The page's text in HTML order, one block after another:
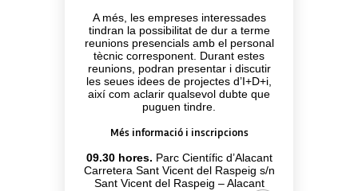
A més, les empreses interessades
tindran la possibilitat de dur a terme
reunions presencials amb el personal
tècnic corresponent. Durant estes
reunions, podran presentar i discutir
les seues idees de projectes d’I+D+i,
així com aclarir qualsevol dubte que
puguen tindre.
Més informació i inscripcions
09.30 hores. Parc Científic d’Alacant
Carretera Sant Vicent del Raspeig s/n
Sant Vicent del Raspeig – Alacant